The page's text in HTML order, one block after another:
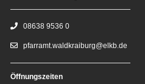
08638 9536 0
pfarramt.waldkraiburg@elkb.de
Öffnungszeiten